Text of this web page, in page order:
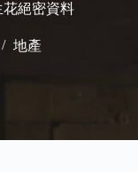
絕密資料
地產